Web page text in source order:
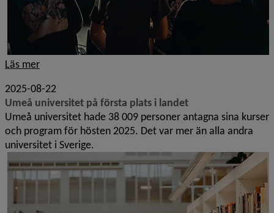
Läs mer
2025-08-22
Umeå universitet på första plats i landet
Umeå universitet hade 38 009 personer antagna sina kurser
och program för hösten 2025. Det var mer än alla andra
universitet i Sverige.